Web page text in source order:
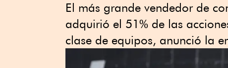
El más grande vendedor de
adquirió el 51% de las
clase de equipos, anunció la